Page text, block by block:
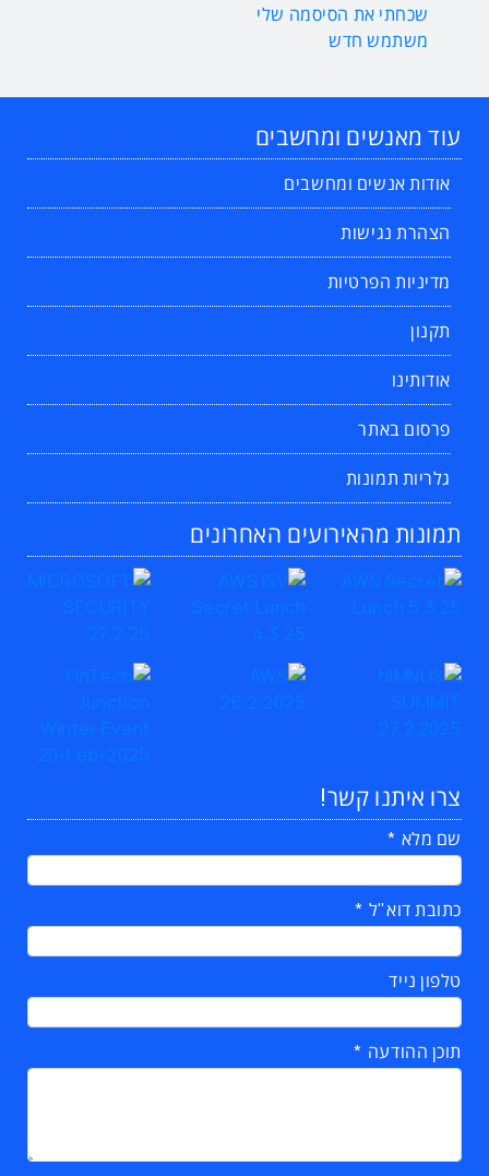
שכחתי את הסיסמה שלי
משתמש חדש
עוד מאנשים ומחשבים
אודות אנשים ומחשבים
הצהרת נגישות
מדיניות הפרטיות
תקנון
אודותינו
פרסום באתר
גלריות תמונות
תמונות מהאירועים האחרונים
צרו איתנו קשר!
שם מלא
כתובת דוא"ל
טלפון נייד
תוכן ההודעה